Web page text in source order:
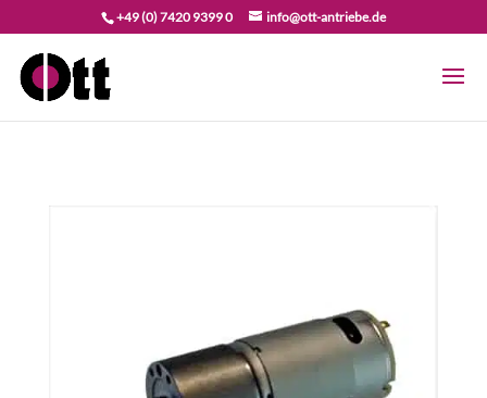
+49 (0) 7420 9399 0 info@ott-antriebe.de